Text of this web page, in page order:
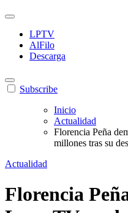
LPTV
AlFilo
Descarga
Subscribe
Inicio
Actualidad
Florencia Peña
millones tras su
Actualidad
Florencia